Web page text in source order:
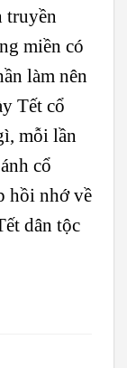
truyền
miền có
làm nên
Tết cổ
mỗi lần
cổ
hồi nhớ về
dân tộc